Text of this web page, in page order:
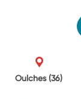
Oulches(36)